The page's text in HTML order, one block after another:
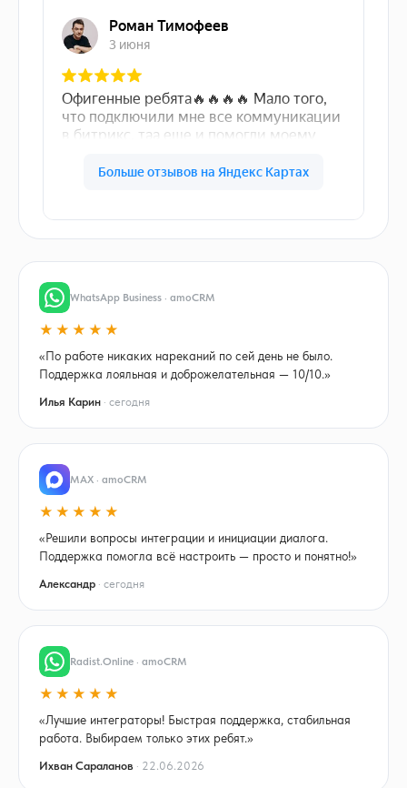
WhatsApp Business · amoCRM
★★★★★
«По работе никаких нареканий по сей день не было.
Поддержка лояльная и доброжелательная — 10/10.»
Илья Карин · сегодня
MAX · amoCRM
★★★★★
«Решили вопросы интеграции и инициации диалога.
Поддержка помогла всё настроить — просто и понятно!»
Александр · сегодня
Radist.Online · amoCRM
★★★★★
«Лучшие интеграторы! Быстрая поддержка, стабильная
работа. Выбираем только этих ребят.»
Ихван Сараланов · 22.06.2026